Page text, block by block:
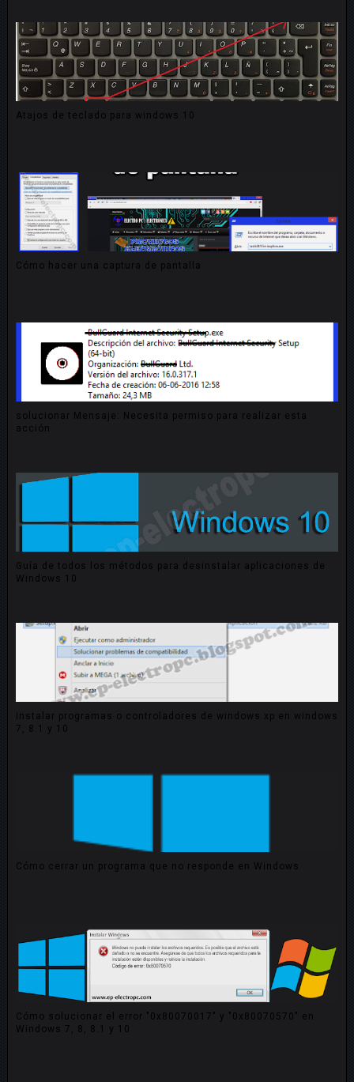
Atajos de teclado para windows 10
Cómo hacer una captura de pantalla
solucionar Mensaje: Necesita permiso para realizar esta
acción
Guía de todos los métodos para desinstalar aplicaciones de
Windows 10
instalar programas o controladores de windows xp en windows
7, 8.1 y 10
Cómo cerrar un programa que no responde en Windows
Cómo solucionar el error "0x80070017" y "0x80070570" en
Windows 7, 8, 8.1 y 10